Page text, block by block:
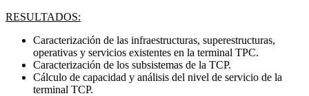
RESULTADOS:
Caracterización de las infraestructuras, superestructuras,
operativas y servicios existentes en la terminal TPC.
Caracterización de los subsistemas de la TCP.
Cálculo de capacidad y análisis del nivel de servicio de la
terminal TCP.